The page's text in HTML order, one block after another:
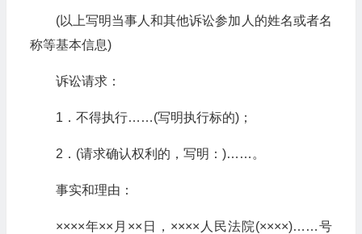
(以上写明当事人和其他诉讼参加人的姓名或者名
称等基本信息)
诉讼请求：
1．不得执行……(写明执行标的)；
2．(请求确认权利的，写明：)……。
事实和理由：
××××年××月××日，××××人民法院(××××)……号